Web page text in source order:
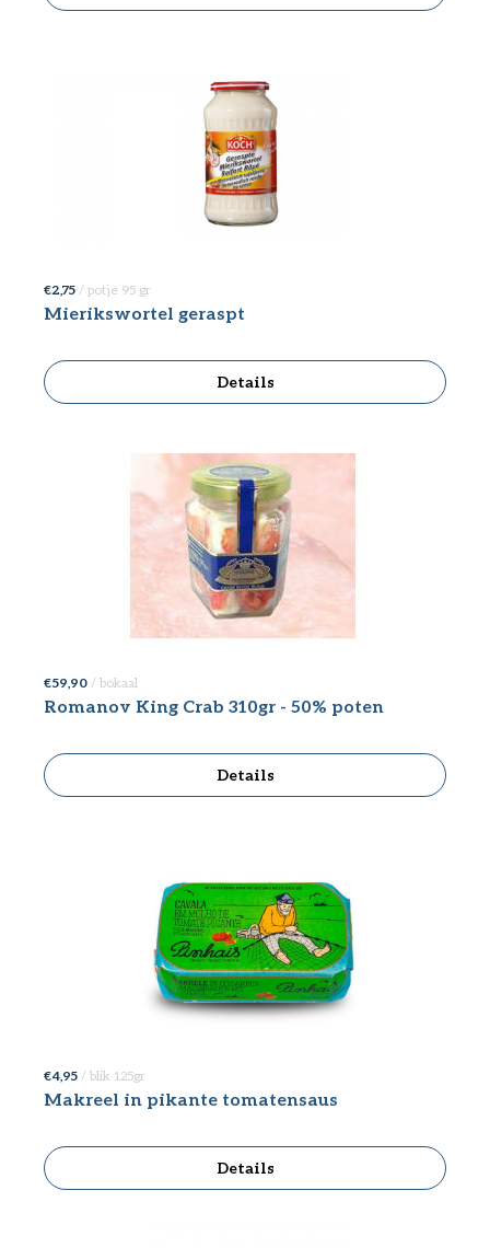
€ 2,75 / potje 95 gr
Mierikswortel geraspt
Details
€ 59,90 / bokaal
Romanov King Crab 310gr - 50% poten
Details
€ 4,95 / blik 125gr
Makreel in pikante tomatensaus
Details